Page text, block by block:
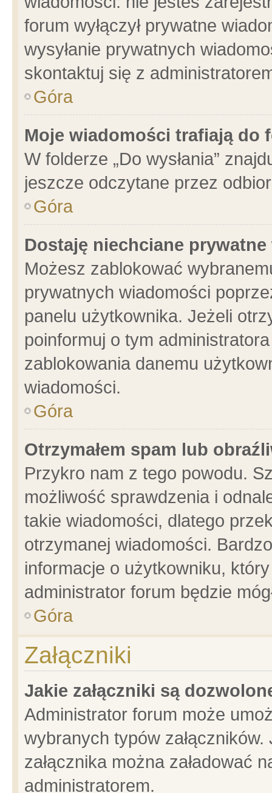
forum wyłączył prywatne
wysyłanie prywatnych
skontaktuj się z
Góra
Moje wiadomości trafiają do
W folderze „Do wysłania”
jeszcze odczytane przez
Góra
Dostaję niechciane
Możesz zablokować
prywatnych wiadomości
panelu użytkownika. Jeżeli
poinformuj o tym
zablokowania danemu
wiadomości.
Góra
Otrzymałem spam lub
Przykro nam z tego powodu.
możliwość sprawdzenia i
takie wiadomości, dlatego
otrzymanej wiadomości.
informacje o użytkowniku,
administrator forum będzie
Góra
Załączniki
Jakie załączniki są
Administrator forum może
wybranych typów
załącznika można załadować
administratorem.